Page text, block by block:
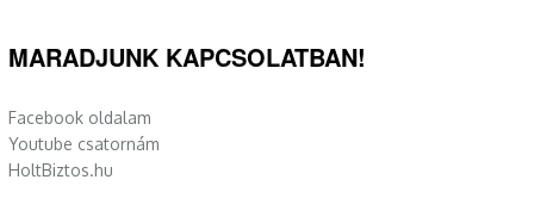
MARADJUNK KAPCSOLATBAN!
Facebook oldalam
Youtube csatornám
HoltBiztos.hu